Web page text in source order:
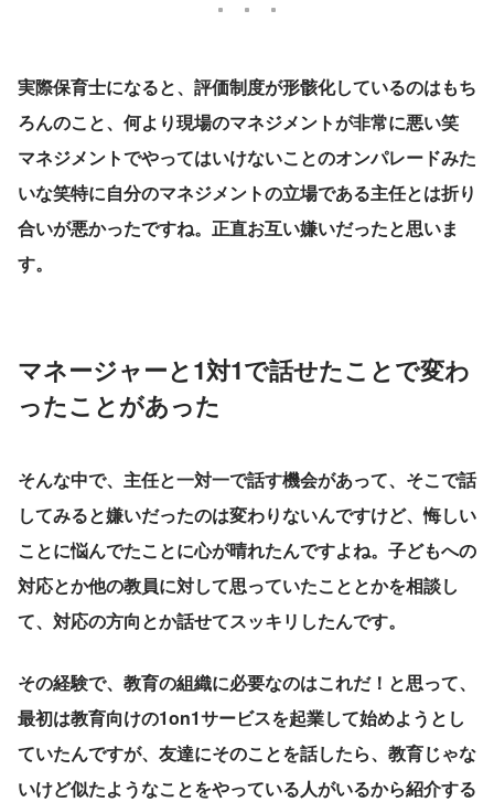
実際保育士になると、評価制度が形骸化しているのはもち
ろんのこと、何より現場のマネジメントが非常に悪い笑
マネジメントでやってはいけないことのオンパレードみた
いな笑特に自分のマネジメントの立場である主任とは折り
合いが悪かったですね。正直お互い嫌いだったと思いま
す。
マネージャーと1対1で話せたことで変わ
ったことがあった
そんな中で、主任と一対一で話す機会があって、そこで話
してみると嫌いだったのは変わりないんですけど、悔しい
ことに悩んでたことに心が晴れたんですよね。子どもへの
対応とか他の教員に対して思っていたこととかを相談し
て、対応の方向とか話せてスッキリしたんです。
その経験で、教育の組織に必要なのはこれだ！と思って、
最初は教育向けの1on1サービスを起業して始めようとし
ていたんですが、友達にそのことを話したら、教育じゃな
いけど似たようなことをやっている人がいるから紹介する